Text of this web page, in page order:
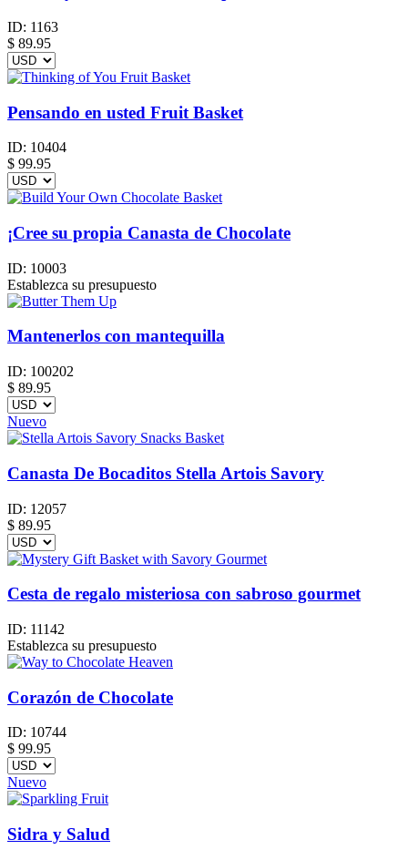
ID: 1163
$ 89.95
Pensando en usted Fruit Basket
ID: 10404
$ 99.95
¡Cree su propia Canasta de Chocolate
ID: 10003
Establezca su presupuesto
Mantenerlos con mantequilla
ID: 100202
$ 89.95
Nuevo
Canasta De Bocaditos Stella Artois Savory
ID: 12057
$ 89.95
Cesta de regalo misteriosa con sabroso gourmet
ID: 11142
Establezca su presupuesto
Corazón de Chocolate
ID: 10744
$ 99.95
Nuevo
Sidra y Salud